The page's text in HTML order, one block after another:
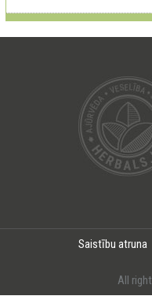
Saistību atruna
All